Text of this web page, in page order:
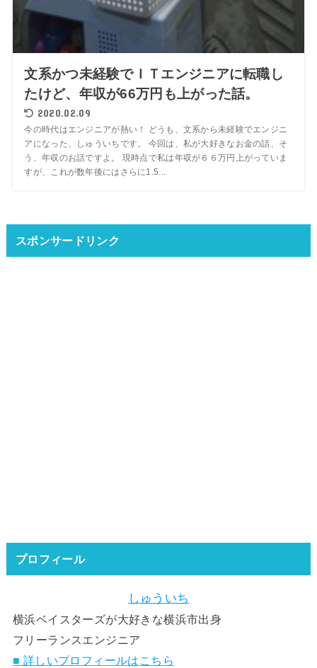
文系かつ未経験でＩＴエンジニアに転職し
たけど、年収が66万円も上がった話。
2020.02.09
今の時代はエンジニアが熱い！ どうも、文系から未経験でエンジニ
アになった、しゅういちです。 今回は、私が大好きなお金の話、そ
う、年収のお話ですよ。 現時点で私は年収が６６万円上がっていま
すが、これが数年後にはさらに1.5...
スポンサードリンク
プロフィール
しゅういち
横浜ベイスターズが大好きな横浜市出身
フリーランスエンジニア
■ 詳しいプロフィールはこちら